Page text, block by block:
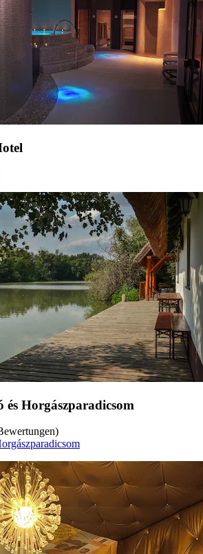
Horgászparadicsom